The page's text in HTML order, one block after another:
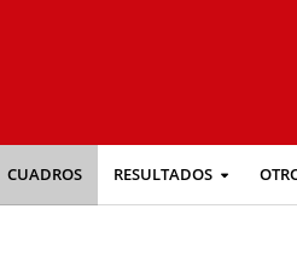
CUADROS RESULTADOS